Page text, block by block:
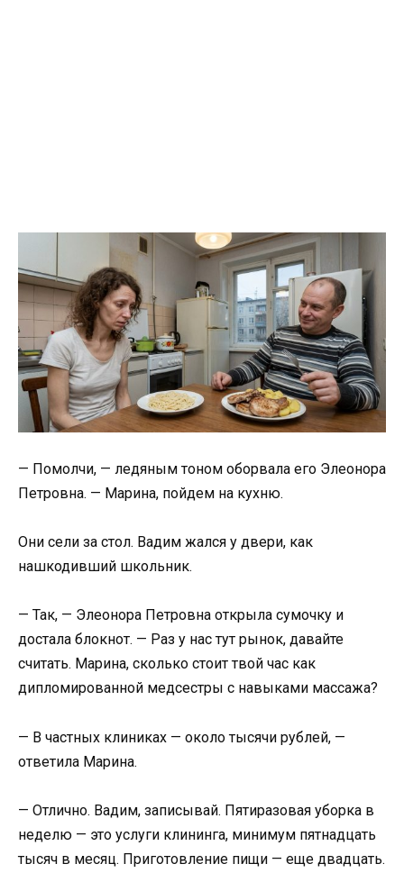
— Помолчи, — ледяным тоном оборвала его Элеонора
Петровна. — Марина, пойдем на кухню.
Они сели за стол. Вадим жался у двери, как
нашкодивший школьник.
— Так, — Элеонора Петровна открыла сумочку и
достала блокнот. — Раз у нас тут рынок, давайте
считать. Марина, сколько стоит твой час как
дипломированной медсестры с навыками массажа?
— В частных клиниках — около тысячи рублей, —
ответила Марина.
— Отлично. Вадим, записывай. Пятиразовая уборка в
неделю — это услуги клининга, минимум пятнадцать
тысяч в месяц. Приготовление пищи — еще двадцать.